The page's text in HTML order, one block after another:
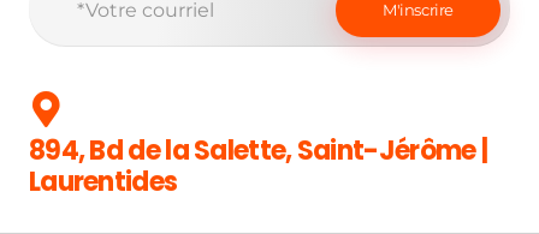
894, Bd de la Salette, Saint-Jérôme |
Laurentides